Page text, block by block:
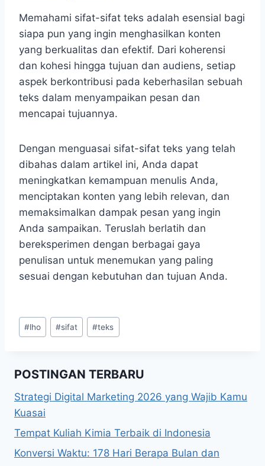
Memahami sifat-sifat teks adalah esensial bagi
siapa pun yang ingin menghasilkan konten
yang berkualitas dan efektif. Dari koherensi
dan kohesi hingga tujuan dan audiens, setiap
aspek berkontribusi pada keberhasilan sebuah
teks dalam menyampaikan pesan dan
mencapai tujuannya.
Dengan menguasai sifat-sifat teks yang telah
dibahas dalam artikel ini, Anda dapat
meningkatkan kemampuan menulis Anda,
menciptakan konten yang lebih relevan, dan
memaksimalkan dampak pesan yang ingin
Anda sampaikan. Teruslah berlatih dan
bereksperimen dengan berbagai gaya
penulisan untuk menemukan yang paling
sesuai dengan kebutuhan dan tujuan Anda.
Post
Tags:
#lho #sifat #teks
POSTINGAN TERBARU
Strategi Digital Marketing 2026 yang Wajib Kamu
Kuasai
Tempat Kuliah Kimia Terbaik di Indonesia
Konversi Waktu: 178 Hari Berapa Bulan dan